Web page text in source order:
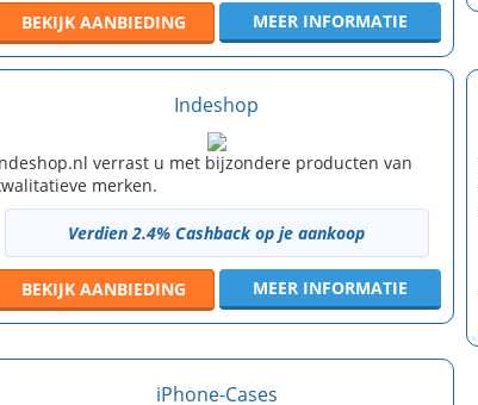
BEKIJK AANBIEDING MEER INFORMATIE
Indeshop
verrast u met bijzondere producten van
merken.
Verdien 2.4% Cashback op je aankoop
BEKIJK AANBIEDING MEER INFORMATIE
iPhone-Cases